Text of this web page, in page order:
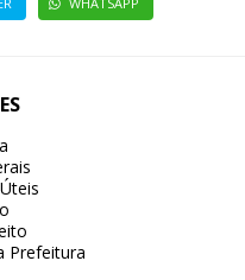
Prefeitura